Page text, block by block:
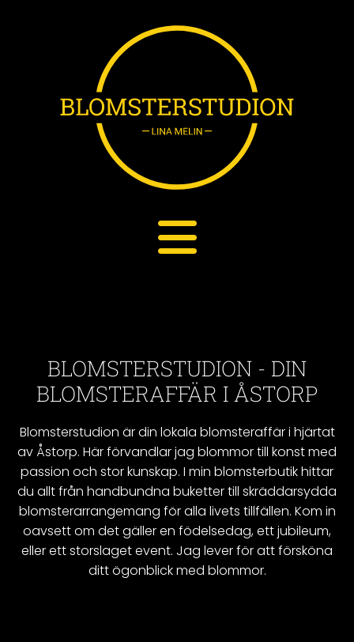
BLOMSTERSTUDION - DIN
BLOMSTERAFFÄR I ÅSTORP
Blomsterstudion är din lokala blomsteraffär i hjärtat
av Åstorp. Här förvandlar jag blommor till konst med
passion och stor kunskap. I min blomsterbutik hittar
du allt från handbundna buketter till skräddarsydda
blomsterarrangemang för alla livets tillfällen. Kom in
oavsett om det gäller en födelsedag, ett jubileum,
eller ett storslaget event. Jag lever för att försköna
ditt ögonblick med blommor.